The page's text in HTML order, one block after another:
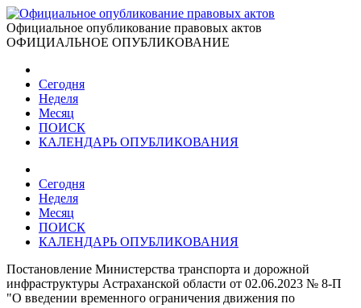
Официальное опубликование правовых актов
ОФИЦИАЛЬНОЕ ОПУБЛИКОВАНИЕ
Сегодня
Неделя
Месяц
ПОИСК
КАЛЕНДАРЬ ОПУБЛИКОВАНИЯ
Сегодня
Неделя
Месяц
ПОИСК
КАЛЕНДАРЬ ОПУБЛИКОВАНИЯ
Постановление Министерства транспорта и дорожной
инфраструктуры Астраханской области от 02.06.2023 № 8-П
"О введении временного ограничения движения по